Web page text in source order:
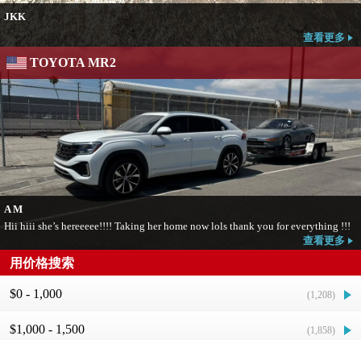
JKK
查看更多
TOYOTA MR2
A M
Hii hiii she’s hereeeee!!!! Taking her home now lols thank you for everything !!!
查看更多
用价格搜索
$0 - 1,000 (1,208)
$1,000 - 1,500 (1,858)